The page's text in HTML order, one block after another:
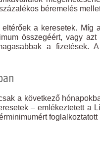
béremelés
a keresetek. Míg a
összegéért, vagy
a fizetések. A
a következő
– emlékeztetett a